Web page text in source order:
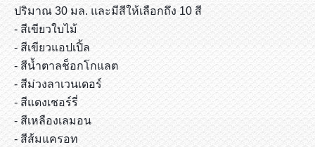
ปริมาณ 30 มล. และมีสีให้เลือกถึง 10 สี
- สีเขียวใบไม้
- สีเขียวแอปเปิ้ล
- สีน้ำตาลช็อกโกแลต
- สีม่วงลาเวนเดอร์
- สีแดงเชอร์รี่
- สีเหลืองเลมอน
- สีส้มแครอท